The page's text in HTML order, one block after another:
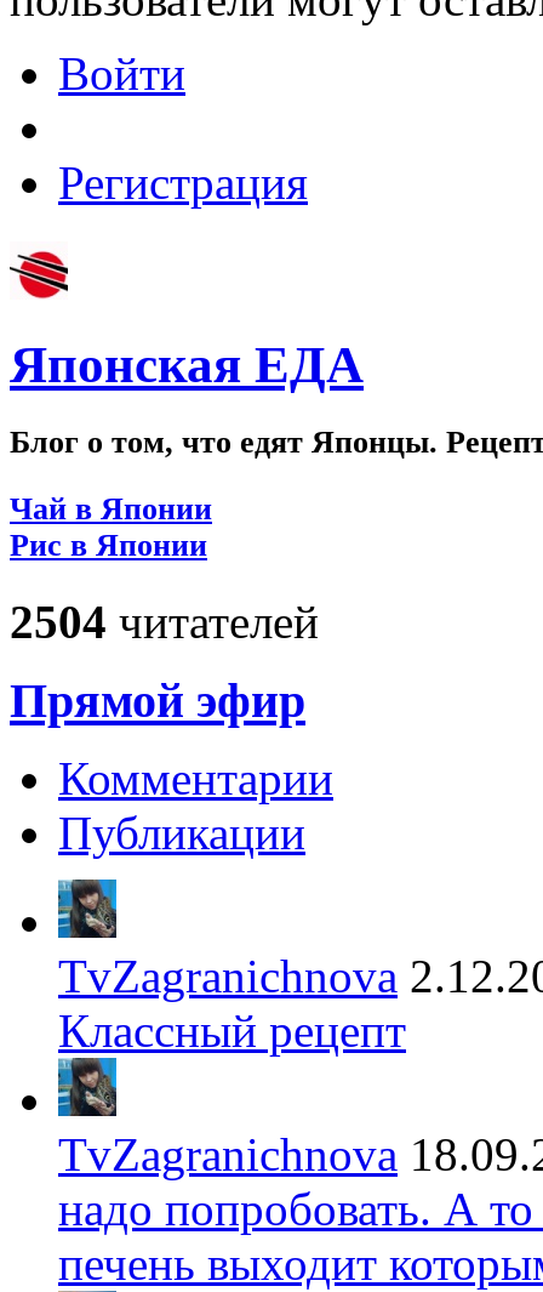
Войти
Регистрация
Японская ЕДА
Блог о том, что едят Японцы.
Чай в Японии
Рис в Японии
2504 читателей
Прямой эфир
Комментарии
Публикации
TvZagranichnova
Классный рецепт
TvZagranichnova
надо попробовать. А
печень выходит